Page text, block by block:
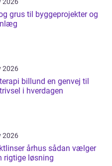
grus til byggeprojekter og
2026
billund en genvej til
i hverdagen
2026
århus sådan vælger
rigtige løsning